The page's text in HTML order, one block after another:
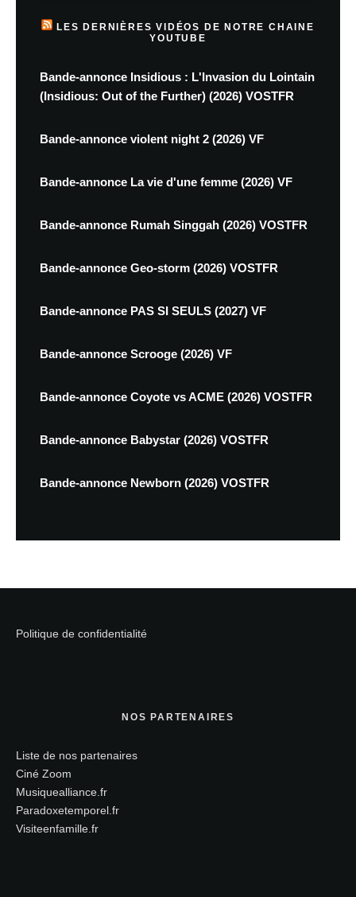
LES DERNIÈRES VIDÉOS DE NOTRE CHAINE
YOUTUBE
Bande-annonce Insidious : L'Invasion du Lointain
(Insidious: Out of the Further) (2026) VOSTFR
Bande-annonce violent night 2 (2026) VF
Bande-annonce La vie d'une femme (2026) VF
Bande-annonce Rumah Singgah (2026) VOSTFR
Bande-annonce Geo-storm (2026) VOSTFR
Bande-annonce PAS SI SEULS (2027) VF
Bande-annonce Scrooge (2026) VF
Bande-annonce Coyote vs ACME (2026) VOSTFR
Bande-annonce Babystar (2026) VOSTFR
Bande-annonce Newborn (2026) VOSTFR
Politique de confidentialité
NOS PARTENAIRES
Liste de nos partenaires
Ciné Zoom
Musiquealliance.fr
Paradoxetemporel.fr
Visiteenfamille.fr